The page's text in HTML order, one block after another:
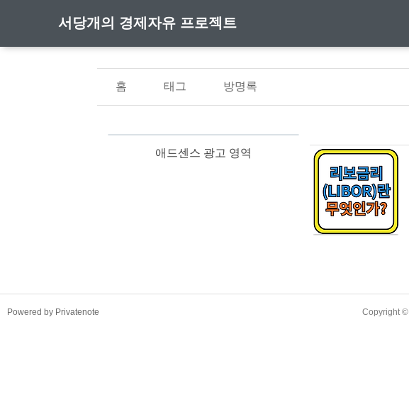
서당개의 경제자유 프로젝트
홈 태그 방명록
애드센스 광고 영역
Powered by Privatenote Copyright ©
TistoryWhaleSkin3.4